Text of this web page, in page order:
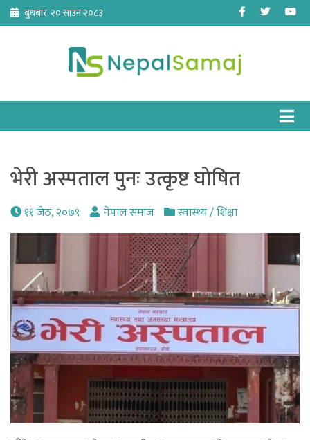
Skip
content
बुधबार, २० साउन २०८३ Facebook
Twitter
भेरी अस्पताल पुनः उत्कृष्ट घोषित
११ जेठ, २०७९ नेपाल समाज स्वास्थ्य / शिक्षा